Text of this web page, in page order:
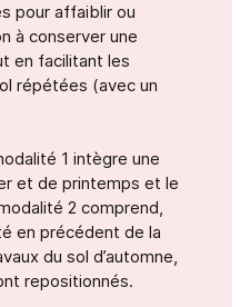
pour affaiblir ou
à conserver une
en facilitant les
répétées (avec un
1 intègre une
et de printemps et le
2 comprend,
en précédent de la
du sol d’automne,
repositionnés.